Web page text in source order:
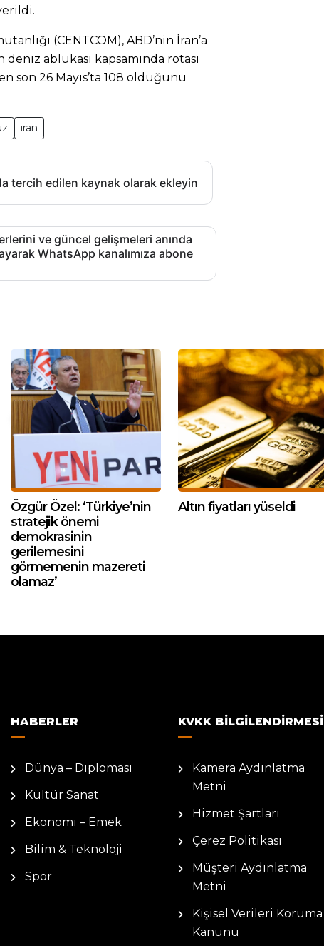
(CENTCOM), ABD’nin İran’a
deniz ablukası kapsamında rotası
son 26 Mayıs’ta 108 olduğunu
iran
tercih edilen kaynak olarak ekleyin
ve güncel gelişmeleri anında
WhatsApp kanalımıza abone
Özgür Özel: ‘Türkiye’nin
stratejik önemi
demokrasinin
gerilemesini
görmemenin mazereti
olamaz’
Altın fiyatları yüseldi
HABERLER
Dünya – Diplomasi
Kültür Sanat
Ekonomi – Emek
Bilim & Teknoloji
Spor
KVKK BILGILENDIRMESI
Kamera Aydınlatma
Metni
Hizmet Şartları
Çerez Politikası
Müşteri Aydınlatma
Metni
Kişisel Verileri Koruma
Kanunu